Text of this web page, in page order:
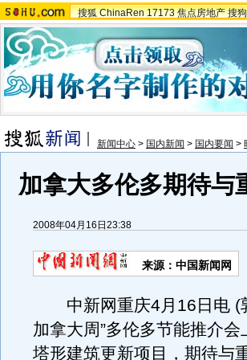
搜狐 ChinaRen 17173 焦点房地产 搜狗
新闻中心 > 国内新闻 > 国内要闻 >
加拿大多伦多期待与
2008年04月16日23:38
来源：中国新闻网
中新网重庆4月16日电 (
加拿大周”多伦多节能推介
塔形建筑更新项目，期待与